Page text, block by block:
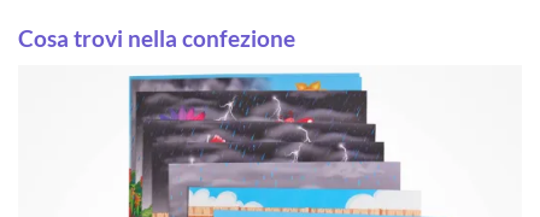
Cosa trovi nella confezione